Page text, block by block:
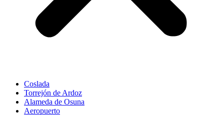
Coslada
Torrejón de Ardoz
Alameda de Osuna
Aeropuerto